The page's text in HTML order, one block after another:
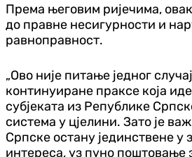
Према његовим ријечима,
до правне несигурности и
равноправност.
„Ово није питање једног
континуиране праксе која
субјеката из Републике
система у цјелини. Зато је
Српске остану јединствене у
интереса, уз пуно поштовање